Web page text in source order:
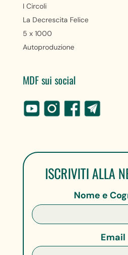
I Circoli
La Decrescita Felice
5 x 1000
Autoproduzione
MDF sui social
ISCRIVITI ALLA
Nome e
Email